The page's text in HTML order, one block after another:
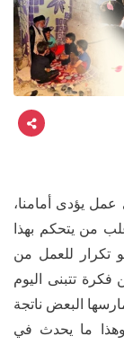
يؤدى أمامنا،
من يتحكم بهذا
تكرار للعمل من
تتبنى اليوم
البعض ناتجة
وهذا ما يحدث في